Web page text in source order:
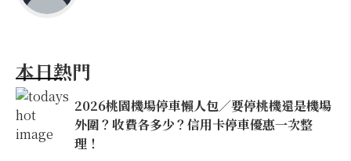
本日熱門
2026桃園機場停車懶人包／要停桃機還是機場
外圍？收費各多少？信用卡停車優惠一次整
理！